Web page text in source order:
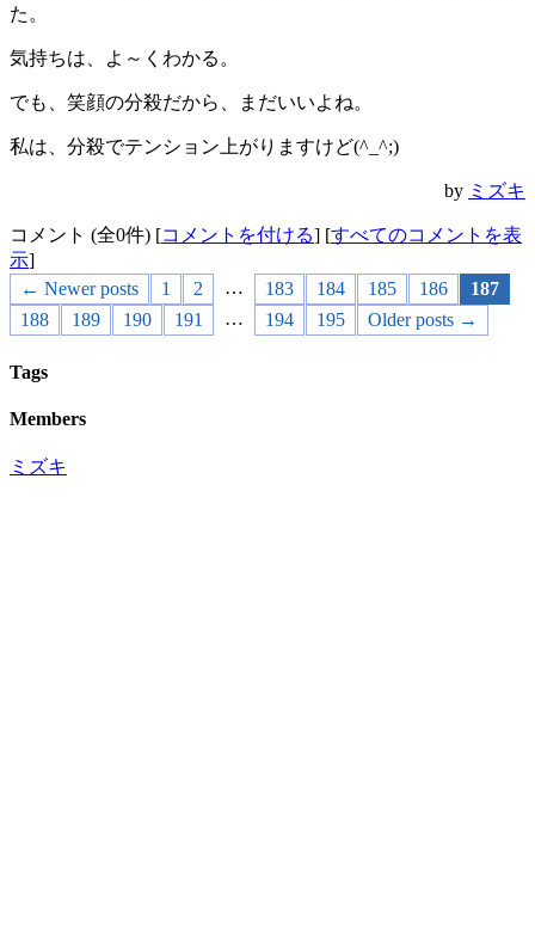
た。
気持ちは、よ～くわかる。
でも、笑顔の分殺だから、まだいいよね。
私は、分殺でテンション上がりますけど(^_^;)
by ミズキ
コメント (全0件) [コメントを付ける] [すべてのコメントを表
示]
← Newer posts
1 2 … 183 184 185 186
187
188
189 190 191 … 194 195 Older posts →
Tags
Members
ミズキ